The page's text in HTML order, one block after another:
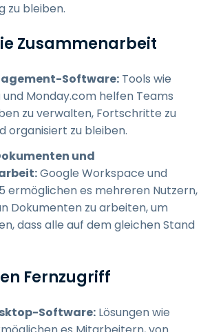
zu bleiben.
Zusammenarbeit
Software: Tools wie
und Monday.com helfen Teams
zu verwalten, Fortschritte zu
organisiert zu bleiben.
und
Google Workspace und
ermöglichen es mehreren Nutzern,
Dokumenten zu arbeiten, um
dass alle auf dem gleichen Stand
Fernzugriff
Software: Lösungen wie